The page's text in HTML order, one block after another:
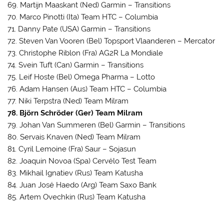
69. Martijn Maaskant (Ned) Garmin – Transitions
70. Marco Pinotti (Ita) Team HTC – Columbia
71. Danny Pate (USA) Garmin – Transitions
72. Steven Van Vooren (Bel) Topsport Vlaanderen – Mercator
73. Christophe Riblon (Fra) AG2R La Mondiale
74. Svein Tuft (Can) Garmin – Transitions
75. Leif Hoste (Bel) Omega Pharma – Lotto
76. Adam Hansen (Aus) Team HTC – Columbia
77. Niki Terpstra (Ned) Team Milram
78. Björn Schröder (Ger) Team Milram
79. Johan Van Summeren (Bel) Garmin – Transitions
80. Servais Knaven (Ned) Team Milram
81. Cyril Lemoine (Fra) Saur – Sojasun
82. Joaquin Novoa (Spa) Cervélo Test Team
83. Mikhail Ignatiev (Rus) Team Katusha
84. Juan José Haedo (Arg) Team Saxo Bank
85. Artem Ovechkin (Rus) Team Katusha